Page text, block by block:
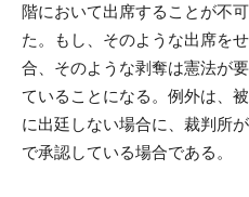
階において出席することが不
た。もし、そのような出席を
合、そのような剥奪は憲法が
ていることになる。例外は、
に出廷しない場合に、裁判所
で承認している場合である。